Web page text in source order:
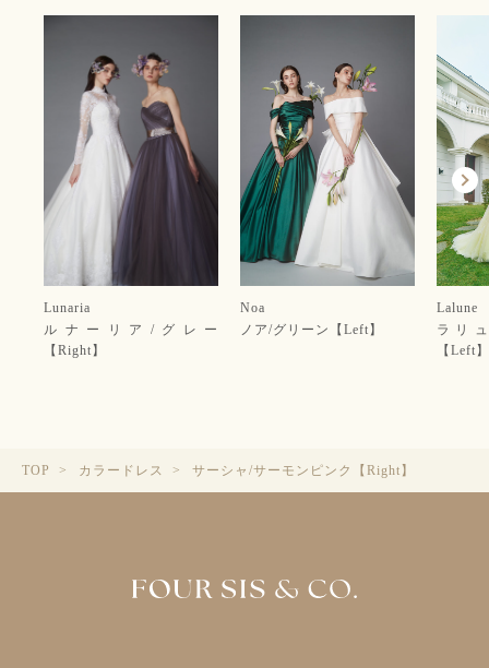
Lunaria
ルナーリア/グレー
【Right】
Noa
ノア/グリーン【Left】
Lalune
ラリ
【Left】
TOP カラードレス サーシャ/サーモンピンク【Right】